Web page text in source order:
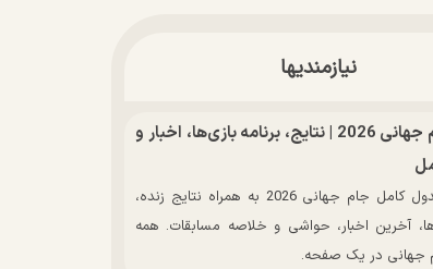
نیازمندیها
جدول جام جهانی 2026 | نتایج، برنامه بازی‌ها، اخبار و
مشاهده جدول کامل جام جهانی 2026 به همراه نتایج زنده،
آخرین اخبار، حواشی و خلاصه مسابقات. همه
جهانی در یک صفحه.